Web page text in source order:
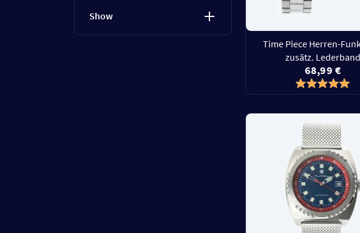
Show
Time Piece Herren-
zusätz. Lederband
68,99 €